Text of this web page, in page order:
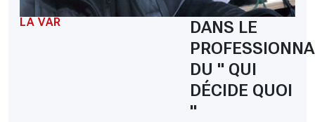
LA VAR
DANS LE
DU " QUI
DÉCIDE QUOI
"